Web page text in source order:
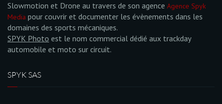
Slowmotion et Drone au travers de son agence Agence Spyk
Media pour couvrir et documenter les évènements dans les
domaines des sports mécaniques.
SPYK Photo est le nom commercial dédié aux trackday
automobile et moto sur circuit.
SPYK SAS